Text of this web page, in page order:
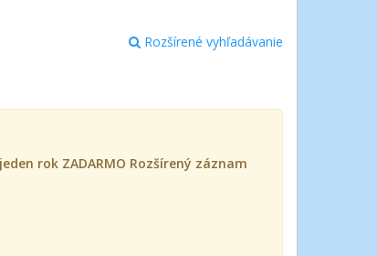
Rozšírené vyhľadávanie
rok ZADARMO Rozšírený záznam